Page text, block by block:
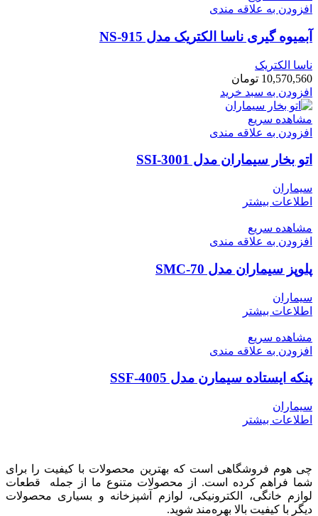
افزودن به علاقه مندی
آبمیوه گیری ناسا الکتریک مدل NS-915
ناسا الکتریک
10,570,560 تومان
افزودن به سبد خرید
مشاهده سریع
افزودن به علاقه مندی
اتو بخار سیماران مدل SSI-3001
سیماران
اطلاعات بیشتر
مشاهده سریع
افزودن به علاقه مندی
پلوپز سیماران مدل SMC-70
سیماران
اطلاعات بیشتر
مشاهده سریع
افزودن به علاقه مندی
پنکه ایستاده سیمارن مدل SSF-4005
سیماران
اطلاعات بیشتر
چی هوم فروشگاهی است که بهترین محصولات با کیفیت را برای
شما فراهم کرده است. از محصولات متنوع ما از جمله قطعات
لوازم خانگی، الکترونیکی، لوازم آشپزخانه و بسیاری محصولات
دیگر با کیفیت بالا بهره‌مند شوید.